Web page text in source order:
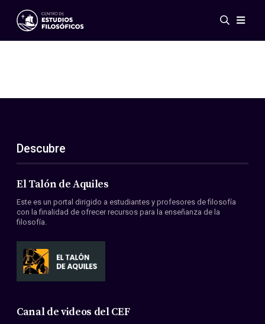
Eventos
ES
EN
Acerca de nosotros
Miembros
Convenios
Descubre
El Talón de Aquiles
Este es un portal dirigido a estudiantes y profesores de filosofía
con la finalidad de ofrecer recursos para la enseñanza de la
filosofía.
Canal de videos del CEF